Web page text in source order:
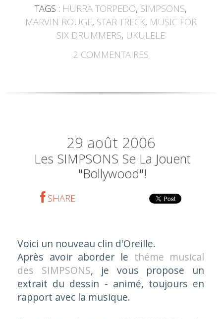
TAGS : HURRA TORPEDO, SIMPSONS,
MARVIN ROUGE, STAR TRECK, MUSIC FOR
SIX DRUMMERS, UKULELE
2 COMMENTAIRES
29 août 2006
Les SIMPSONS Se La Jouent
"Bollywood"!
SHARE
Voici un nouveau clin d'Oreille.
Après avoir aborder le théme musical
des SIMPSONS, je vous propose un
extrait du dessin - animé, toujours en
rapport avec la musique.